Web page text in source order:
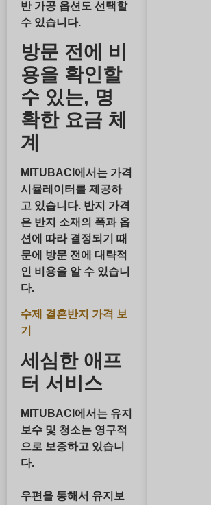
반 가공 옵션도 선택할
수 있습니다.
방문 전에 비
용을 확인할
수 있는, 명
확한 요금 체
계
MITUBACI에서는 가격
시뮬레이터를 제공하
고 있습니다. 반지 가격
은 반지 소재의 폭과 옵
션에 따라 결정되기 때
문에 방문 전에 대략적
인 비용을 알 수 있습니
다.
수제 결혼반지 가격 보
기
세심한 애프
터 서비스
MITUBACI에서는 유지
보수 및 청소는 영구적
으로 보증하고 있습니
다.
우편을 통해서 유지보